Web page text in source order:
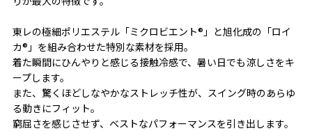
東レの極細ポリエステル「ミクロビエント®」と旭化成の「ロイ
カ®」を組み合わせた特別な素材を採用。
着た瞬間にひんやりと感じる接触冷感で、暑い日でも涼しさをキ
ープします。
また、驚くほどしなやかなストレッチ性が、スイング時のあらゆ
る動きにフィット。
窮屈さを感じさせず、ベストなパフォーマンスを引き出します。